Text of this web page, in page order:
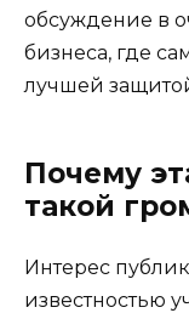
обсуждение в
бизнеса, где
лучшей
Почему
такой
Интерес
известностью